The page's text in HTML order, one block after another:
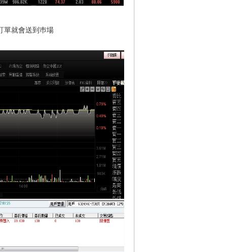
單就會送到巿場